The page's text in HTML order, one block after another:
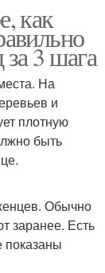
как
3 шага
На
и
плотную
быть
Обычно
заранее. Есть
показаны